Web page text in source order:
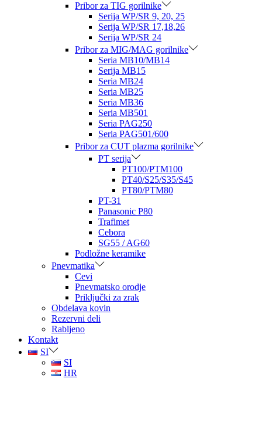
Pribor za TIG gorilnike
Serija WP/SR 9, 20, 25
Serija WP/SR 17,18,26
Serija WP/SR 24
Pribor za MIG/MAG gorilnike
Seria MB10/MB14
Serija MB15
Seria MB24
Seria MB25
Seria MB36
Seria MB501
Seria PAG250
Seria PAG501/600
Pribor za CUT plazma gorilnike
PT serija
PT100/PTM100
PT40/S25/S35/S45
PT80/PTM80
PT-31
Panasonic P80
Trafimet
Cebora
SG55 / AG60
Podložne keramike
Pnevmatika
Cevi
Pnevmatsko orodje
Priključki za zrak
Obdelava kovin
Rezervni deli
Rabljeno
Kontakt
SI
SI
HR